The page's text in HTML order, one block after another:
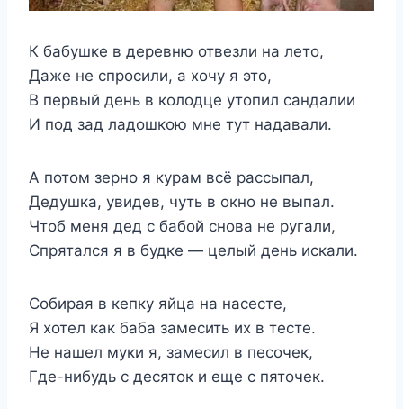
К бабушке в деревню отвезли на лето,
Даже не спросили, а хочу я это,
В первый день в колодце утопил сандалии
И под зад ладошкою мне тут надавали.
А потом зерно я курам всё рассыпал,
Дедушка, увидев, чуть в окно не выпал.
Чтоб меня дед с бабой снова не ругали,
Спрятался я в будке — целый день искали.
Собирая в кепку яйца на насесте,
Я хотел как баба замесить их в тесте.
Не нашел муки я, замесил в песочек,
Где-нибудь с десяток и еще с пяточек.